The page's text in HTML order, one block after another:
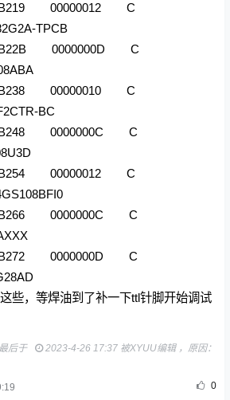
00000012 C
TPCB
0000000D C
00000010 C
BC
0000000C C
00000012 C
0000000C C
0000000D C
些，等焊油到了补一下ttl针脚开始调试
最后于 2023-4-26 17:37 被XYUU编辑 ，原因：
0